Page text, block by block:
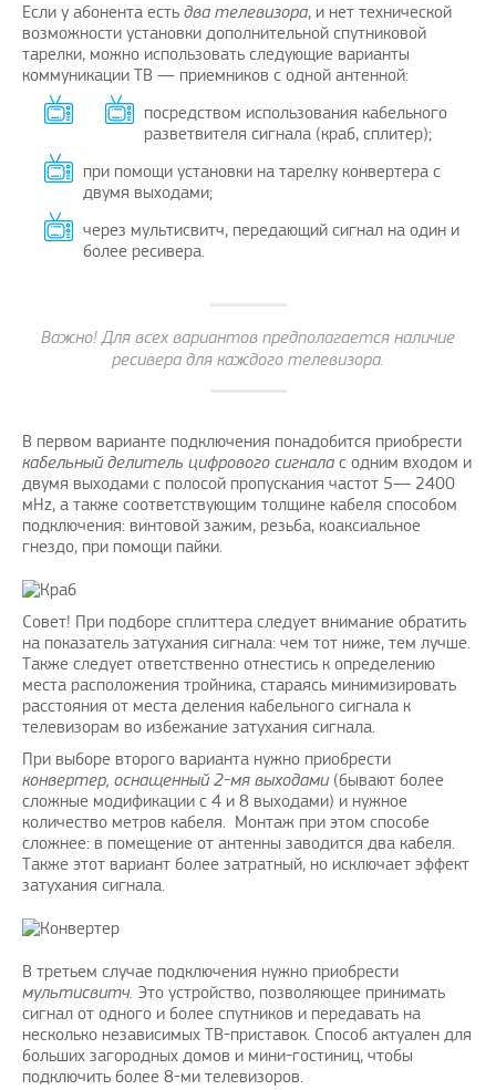
Если у абонента есть два телевизора, и нет технической
возможности установки дополнительной спутниковой
тарелки, можно использовать следующие варианты
коммуникации ТВ — приемников с одной антенной:
посредством использования кабельного
разветвителя сигнала (краб, сплитер);
при помощи установки на тарелку конвертера с
двумя выходами;
через мультисвитч, передающий сигнал на один и
более ресивера.
Важно! Для всех вариантов предполагается наличие
ресивера для каждого телевизора.
В первом варианте подключения понадобится приобрести
кабельный делитель цифрового сигнала с одним входом и
двумя выходами с полосой пропускания частот 5— 2400
мНz, а также соответствующим толщине кабеля способом
подключения: винтовой зажим, резьба, коаксиальное
гнездо, при помощи пайки.
Совет! При подборе сплиттера следует внимание обратить
на показатель затухания сигнала: чем тот ниже, тем лучше.
Также следует ответственно отнестись к определению
места расположения тройника, стараясь минимизировать
расстояния от места деления кабельного сигнала к
телевизорам во избежание затухания сигнала.
При выборе второго варианта нужно приобрести
конвертер, оснащенный 2-мя выходами (бывают более
сложные модификации с 4 и 8 выходами) и нужное
количество метров кабеля. Монтаж при этом способе
сложнее: в помещение от антенны заводится два кабеля.
Также этот вариант более затратный, но исключает эффект
затухания сигнала.
В третьем случае подключения нужно приобрести
мультисвитч. Это устройство, позволяющее принимать
сигнал от одного и более спутников и передавать на
несколько независимых ТВ-приставок. Способ актуален для
больших загородных домов и мини-гостиниц, чтобы
подключить более 8-ми телевизоров.